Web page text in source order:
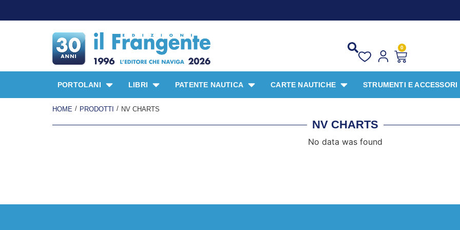
0
PORTOLANI LIBRI PATENTE NAUTICA CARTE NAUTICHE STRUMENTI E ACCESSORI
HOME / PRODOTTI / NV CHARTS
NV CHARTS
No data was found